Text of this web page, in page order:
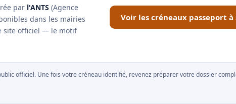
par l'ANTS (Agence
dans les mairies
site officiel — le motif
Voir les créneaux passeport
officiel. Une fois votre créneau identifié, revenez préparer votre dossier